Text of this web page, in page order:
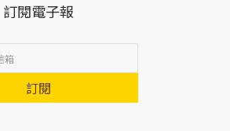
訂閱電子報
訂閱